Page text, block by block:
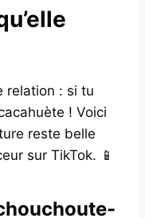
relation : si tu
! Voici
reste belle
sur TikTok. 📱